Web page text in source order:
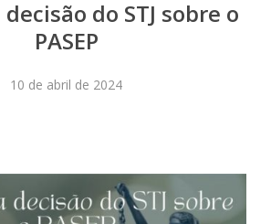
do STJ sobre o
PASEP
10 de abril de 2024